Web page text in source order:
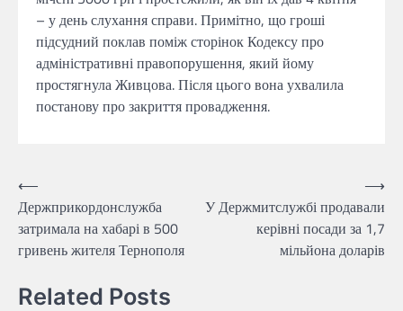
– у день слухання справи. Примітно, що гроші
підсудний поклав поміж сторінок Кодексу про
адміністративні правопорушення, який йому
простягнула Живцова. Після цього вона ухвалила
постанову про закриття провадження.
Навігація
записів
⟵
Держприкордонслужба
затримала на хабарі в 500
гривень жителя Тернополя
У Держмитслужбі продавали
керівні посади за 1,7
мільйона доларів
⟶
Related Posts